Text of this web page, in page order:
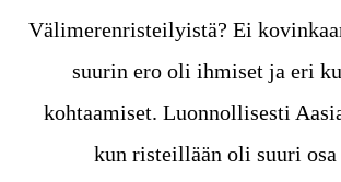
Välimerenristeilyistä? Ei
suurin ero oli ihmiset ja eri
kohtaamiset. Luonnollisesti
kun risteillään oli suuri